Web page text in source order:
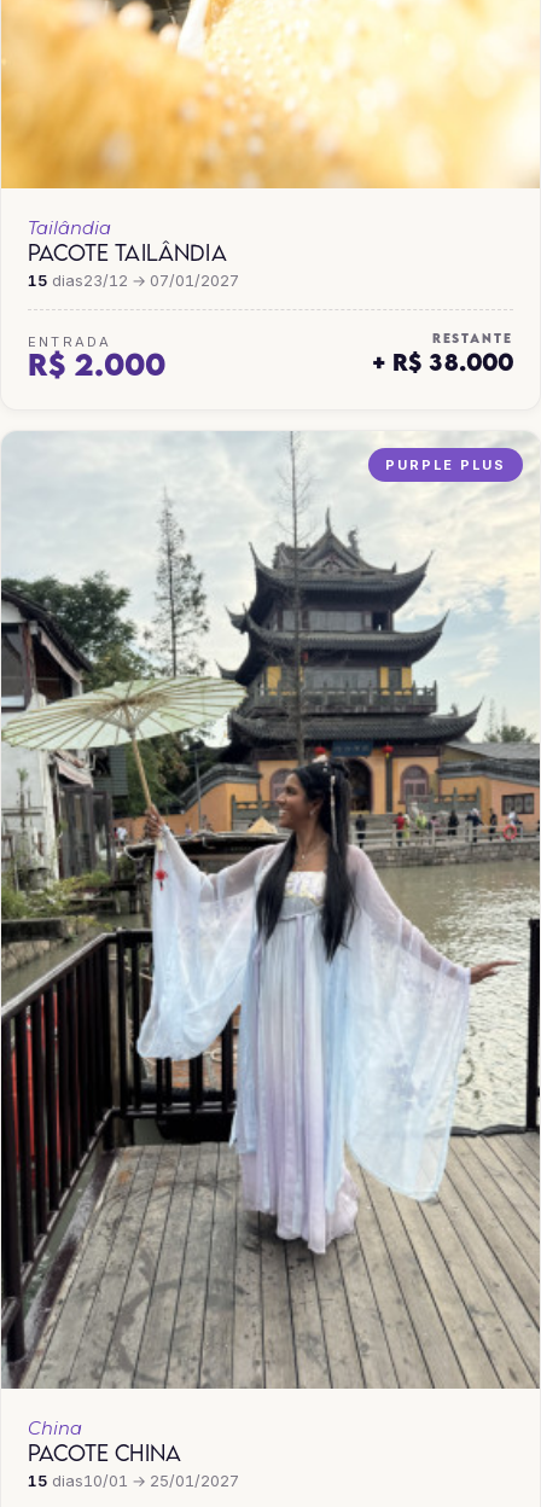
Tailândia
PACOTE TAILÂNDIA
15 dias23/12 → 07/01/2027
ENTRADA
R$ 2.000
RESTANTE
+ R$ 38.000
PURPLE PLUS
China
PACOTE CHINA
15 dias10/01 → 25/01/2027